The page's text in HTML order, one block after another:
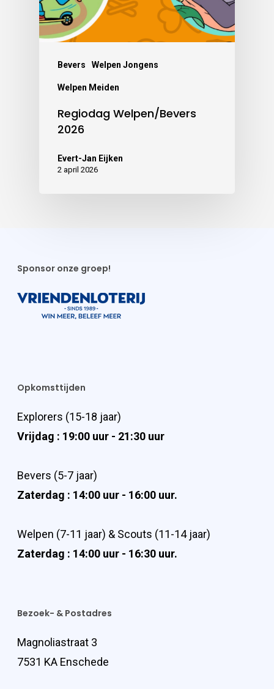
Bevers Welpen Jongens
Welpen Meiden
Regiodag Welpen/Bevers
2026
Evert-Jan Eijken
2 april 2026
Sponsor onze groep!
Opkomsttijden
Explorers (15-18 jaar)
Vrijdag : 19:00 uur - 21:30 uur
Bevers (5-7 jaar)
Zaterdag : 14:00 uur - 16:00 uur.
Welpen (7-11 jaar) & Scouts (11-14 jaar)
Zaterdag : 14:00 uur - 16:30 uur.
Bezoek- & Postadres
Magnoliastraat 3
7531 KA Enschede